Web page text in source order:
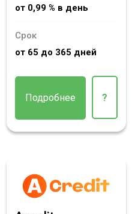
от 0,99 % в день
Срок
от 65 до 365 дней
Подробнее ?